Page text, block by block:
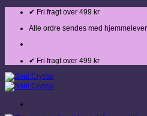
Fortsæt
indhold
✔ Fri fragt over 499 kr
Alle ordre sendes med
✔ Fri fragt over 499 kr